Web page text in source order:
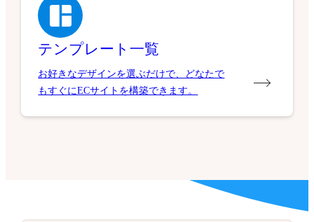
テンプレート一覧
お好きなデザインを選ぶだけで、どなたで
もすぐにECサイトを構築できます。